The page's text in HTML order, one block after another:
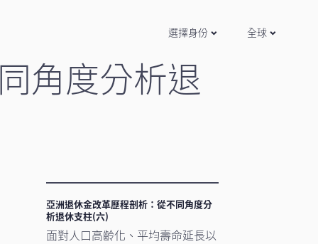
選擇身份 全球
角度分析退
亞洲退休金改革歷程剖析：從不同角度分
析退休支柱(六)
面對人口高齡化、平均壽命延長以